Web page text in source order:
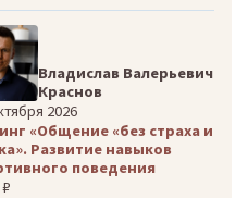
Владислав Валерьевич
Краснов
2026
«Общение «без страха и
Развитие навыков
поведения